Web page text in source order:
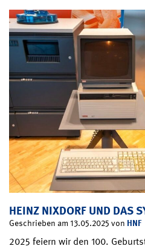
HEINZ NIXDORF UND DAS
Geschrieben am 13.05.2025 von HNF
2025 feiern wir den 100.